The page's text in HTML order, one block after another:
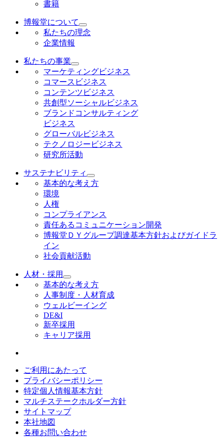
書籍
博報堂について
私たちの理念
企業情報
私たちの事業
マーケティングビジネス
コマースビジネス
コンテンツビジネス
共創型ソーシャルビジネス
ブランドコンサルティング
ビジネス
グローバルビジネス
テクノロジービジネス
研究所活動
サステナビリティ
基本的な考え方
環境
人権
コンプライアンス
責任あるコミュニケーション開発
博報堂ＤＹグループ調達基本方針およびガイドラ
イン
社会貢献活動
人材・採用
基本的な考え方
人事制度・人材育成
ウェルビーイング
DE&I
新卒採用
キャリア採用
ご利用にあたって
プライバシーポリシー
特定個人情報基本方針
マルチステークホルダー方針
サイトマップ
本社地図
各種お問い合わせ